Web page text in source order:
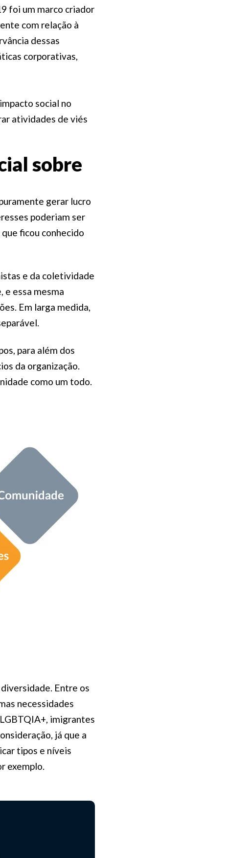
foi um marco criador
com relação à
dessas
corporativas,
social no
atividades de viés
sobre
gerar lucro
poderiam ser
ficou conhecido
e da coletividade
e essa mesma
Em larga medida,
para além dos
da organização.
como um todo.
Entre os
necessidades
imigrantes
já que a
tipos e níveis
exemplo.